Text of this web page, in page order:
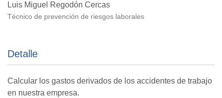
Luis Miguel Regodón Cercas
Técnico de prevención de riesgos laborales
Detalle
Calcular los gastos derivados de los accidentes de trabajo
en nuestra empresa.